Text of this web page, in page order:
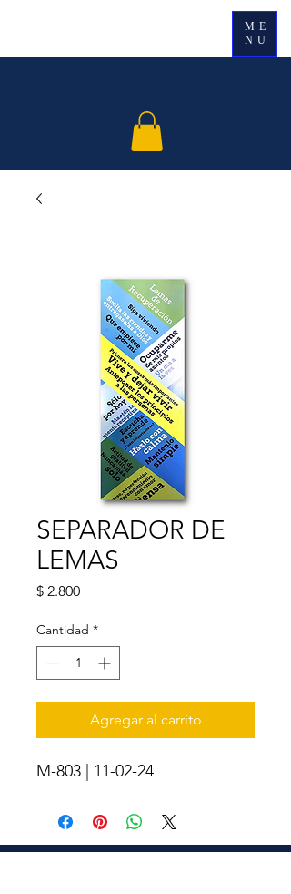
ME
NU
SEPARADOR DE
LEMAS
$ 2.800Precio
Cantidad *
Agregar al carrito
M-803 | 11-02-24